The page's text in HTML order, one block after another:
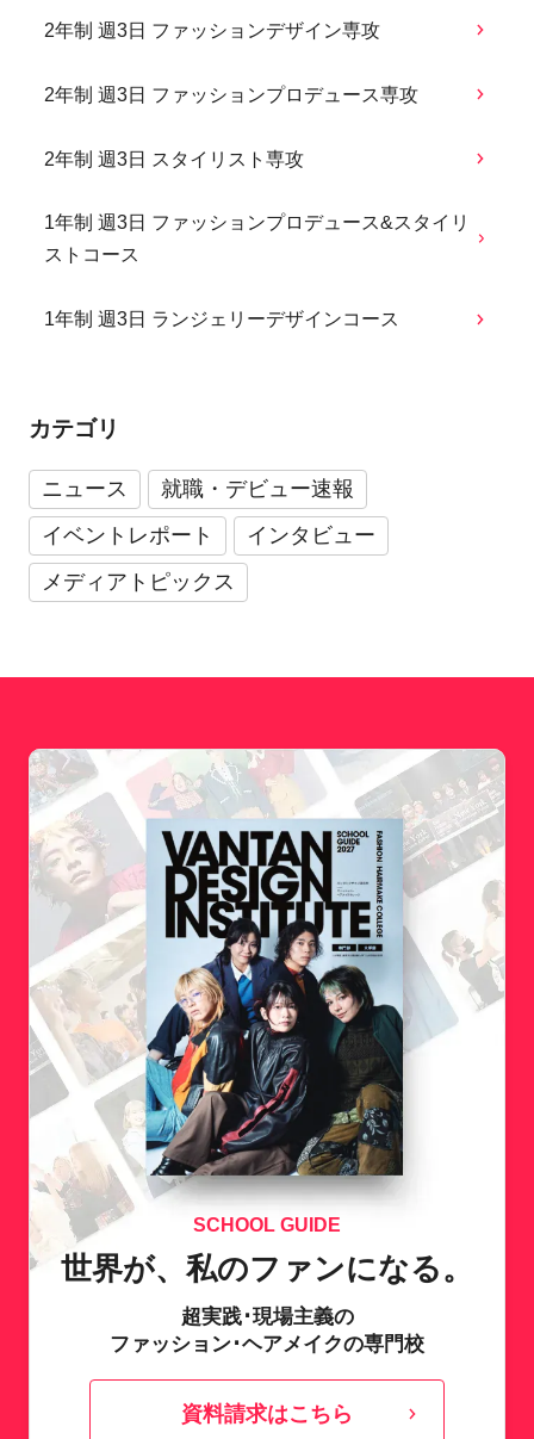
2年制 週3日 ファッションデザイン専攻
2年制 週3日 ファッションプロデュース専攻
2年制 週3日 スタイリスト専攻
1年制 週3日 ファッションプロデュース&スタイリ
ストコース
1年制 週3日 ランジェリーデザインコース
カテゴリ
ニュース
就職・デビュー速報
イベントレポート
インタビュー
メディアトピックス
SCHOOL GUIDE
世界が、私のファンになる。
超実践･現場主義の
ファッション･ヘアメイクの専門校
資料請求はこちら